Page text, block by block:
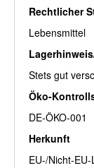
Rechtlicher
Lebensmittel
Stets gut
Öko-
DE-ÖKO-001
Herkunft
EU-/Nicht-